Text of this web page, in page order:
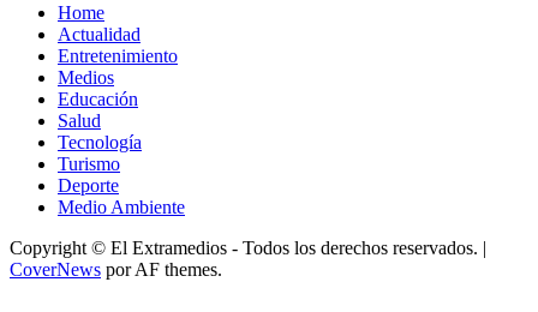
Home
Actualidad
Entretenimiento
Medios
Educación
Salud
Tecnología
Turismo
Deporte
Medio Ambiente
Copyright © El Extramedios - Todos los derechos reservados. |
CoverNews por AF themes.